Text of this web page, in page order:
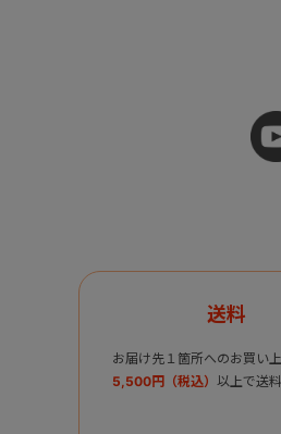
送料
お届け先１箇所へのお買い
5,500円（税込） 以上で送料